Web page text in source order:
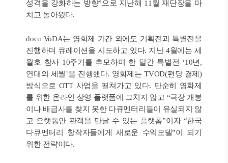
성격을 강화하는 방향”으로 지난해 11월 재단장을 마
치고 돌아왔다.
docu VoDA는 영화제 기간 외에도 기획전과 특별전을
진행하며 큐레이션을 시도하고 있다. 지난 4월에는 세
월호 참사 10주기를 추모하며 한 달간 특별전 ‘10년,
연대의 세월’을 진행했다. 영화제는 TVOD(편당 결제)
방식으로 OTT 사업을 펼쳐가고 있다. 단순히 영화제
를 위한 온라인 상영 플랫폼에 그치지 않고 “극장 개봉
이나 배급사를 찾지 못한 다큐멘터리들이 유실되지 않
고 오랫동안 관객을 만날 수 있는 플랫폼”이자 “한국
다큐멘터리 창작자들에게 새로운 수익모델”이 되기
위한 전략이다.